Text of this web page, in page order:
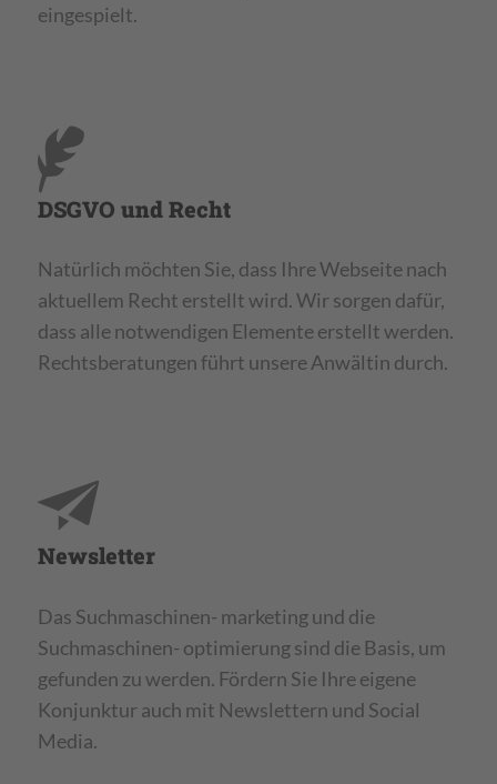
eingespielt.
DSGVO und Recht
Natürlich möchten Sie, dass Ihre Webseite nach
aktuellem Recht erstellt wird. Wir sorgen dafür,
dass alle notwendigen Elemente erstellt werden.
Rechtsberatungen führt unsere Anwältin durch.
Newsletter
Das Suchmaschinen- marketing und die
Suchmaschinen- optimierung sind die Basis, um
gefunden zu werden. Fördern Sie Ihre eigene
Konjunktur auch mit Newslettern und Social
Media.